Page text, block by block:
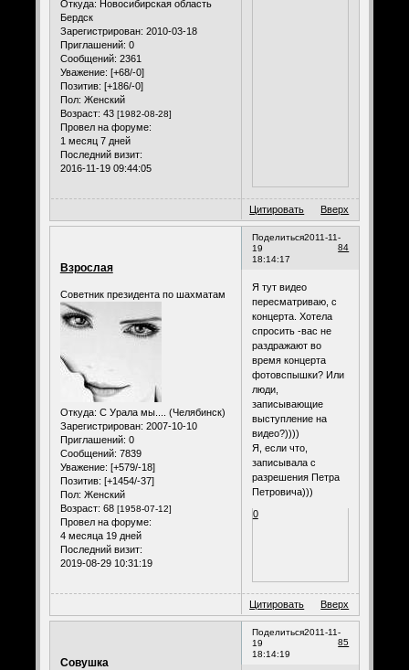
Откуда: Новосибирская область
Бердск
Зарегистрирован: 2010-03-18
Приглашений: 0
Сообщений: 2361
Уважение: [+68/-0]
Позитив: [+186/-0]
Пол: Женский
Возраст: 43 [1982-08-28]
Провел на форуме:
1 месяц 7 дней
Последний визит:
2016-11-19 09:44:05
Цитировать Вверх
Поделиться
84
2011-11-
19
18:14:17
Взрослая
Советник президента по шахматам
Откуда: С Урала мы.... (Челябинск)
Зарегистрирован: 2007-10-10
Приглашений: 0
Сообщений: 7839
Уважение: [+579/-18]
Позитив: [+1454/-37]
Пол: Женский
Возраст: 68 [1958-07-12]
Провел на форуме:
4 месяца 19 дней
Последний визит:
2019-08-29 10:31:19
Я тут видео
пересматриваю, с
концерта. Хотела
спросить -вас не
раздражают во
время концерта
фотовспышки? Или
люди,
записывающие
выступление на
видео?))))
Я, если что,
записывала с
разрешения Петра
Петровича)))
0
Цитировать Вверх
Поделиться
85
2011-11-
19
18:14:19
Совушка